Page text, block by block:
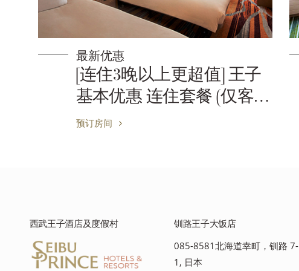
最新优惠
[连住3晚以上更超值] 王子
基本优惠 连住套餐 (仅客
房)
预订房间
西武王子酒店及度假村
钏路王子大饭店
085-8581北海道幸町，钏路 7-
1, 日本